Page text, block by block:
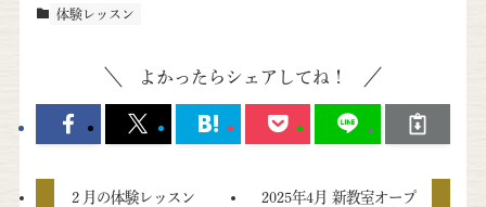
体験レッスン
よかったらシェアしてね！
２月の体験レッスン
2025年4月 新教室オープ